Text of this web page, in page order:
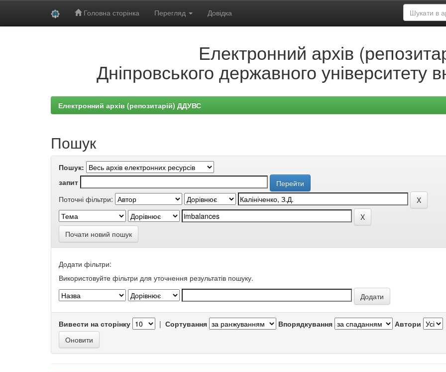
Головна сторінка Перегляд Довідка
Електронний архів
Дніпровського державного університету
Електронний архів (репозитарій) ДДУВС
Пошук
Пошук:
запит
Поточні фільтри:
Почати новий пошук
Додати фільтри:
Використовуйте фільтри для уточнення результатів пошуку.
Вивести на сторінку | Сортування Впорядкування Автори